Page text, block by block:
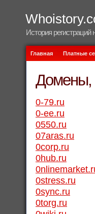
История
Главная Платные
Домены,
0-79.ru
0-ee.ru
0550.ru
07aras.ru
0corp.ru
0hub.ru
0stress.ru
0sync.ru
0torg.ru